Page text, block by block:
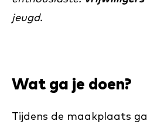
jeugd.
Wat ga je doen?
Tijdens de maakplaats